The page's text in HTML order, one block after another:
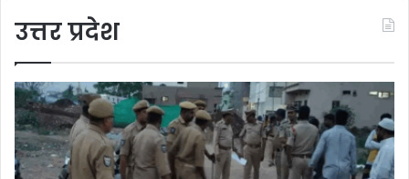
उत्तर प्रदेश